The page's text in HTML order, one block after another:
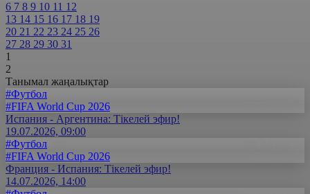
6 7 8 9 10 11 12
13 14 15 16 17 18 19
20 21 22 23 24 25 26
27 28 29 30 31
1
2
Танымал жаңалықтар
#Футбол
#FIFA World Cup 2026
Испания - Аргентина: Тікелей эфир!
19.07.2026, 09:00
#Футбол
#FIFA World Cup 2026
Франция - Испания: Тікелей эфир!
14.07.2026, 14:00